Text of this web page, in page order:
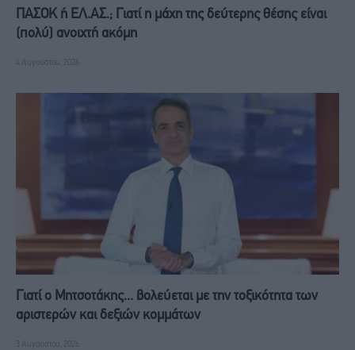
ΠΑΣΟΚ ή ΕΛ.ΑΣ.; Γιατί η μάχη της δεύτερης θέσης είναι
(πολύ) ανοιχτή ακόμη
4 Αυγούστου, 2026
Γιατί ο Μητσοτάκης... βολεύεται με την τοξικότητα των
αριστερών και δεξιών κομμάτων
3 Αυγούστου, 2026